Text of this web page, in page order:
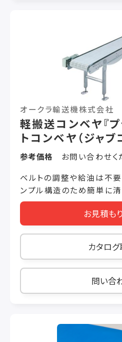
▶ 穴あきステンレスベル
ベルトよりも洗いやすく、
オークラ輸送機株式会社
軽搬送コンベヤ『
トコンベヤ（ジャブ
参考価格
お問い合わせく
ベルトの調整や給油は不要
ンプル構造のため簡単に清
ックベルトコンベヤ（ジャ
モータの採用 により、隅
送コンベヤです。 チェーンを使わない駆動方式や
フレーム切断面を内側に向
軸直結型のドライブ方式に
行レスを実現し、低騒音性
【特長】 ■清掃が簡単 ■ス
お見積も
カタロ
問い合